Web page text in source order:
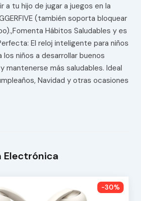
a tu hijo de jugar a juegos en la
(también soporta bloquear
Hábitos Saludables y es
El reloj inteligente para niños
los niños a desarrollar buenos
mantenerse más saludables. Ideal
Navidad y otras ocasiones
Electrónica
-30%